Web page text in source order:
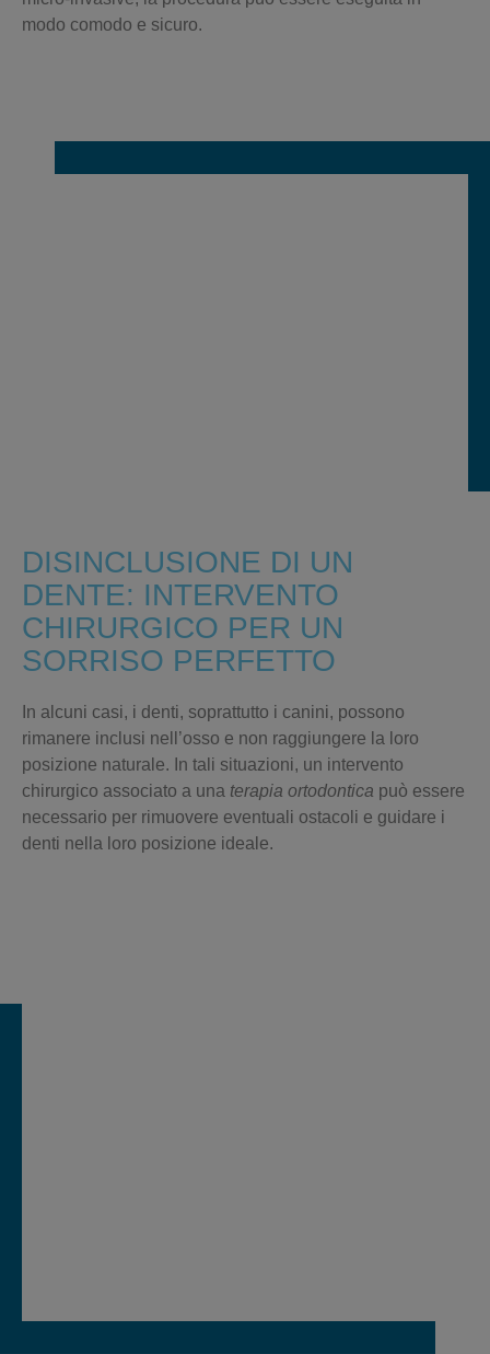
modo comodo e sicuro.
DISINCLUSIONE DI UN
DENTE: INTERVENTO
CHIRURGICO PER UN
SORRISO PERFETTO
In alcuni casi, i denti, soprattutto i canini, possono
rimanere inclusi nell’osso e non raggiungere la loro
posizione naturale. In tali situazioni, un intervento
chirurgico associato a una terapia ortodontica può essere
necessario per rimuovere eventuali ostacoli e guidare i
denti nella loro posizione ideale.